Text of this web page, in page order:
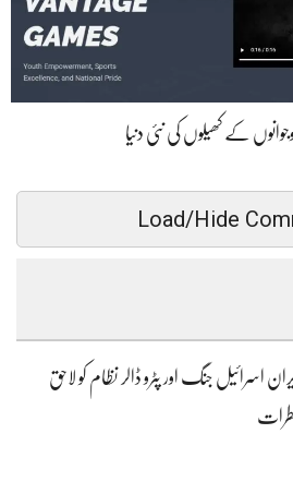
نوجوانوں کے کھیلوں کی نئی دنیا
Load/Hide
اسرائیل جنگ اور پٹرو ڈالر نظام کو لاحق